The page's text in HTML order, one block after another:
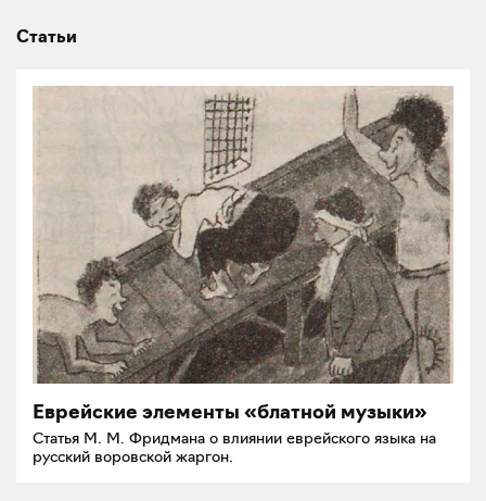
Статьи
Еврейские элементы «блатной музыки»
Статья М. М. Фридмана о влиянии еврейского языка на
русский воровской жаргон.